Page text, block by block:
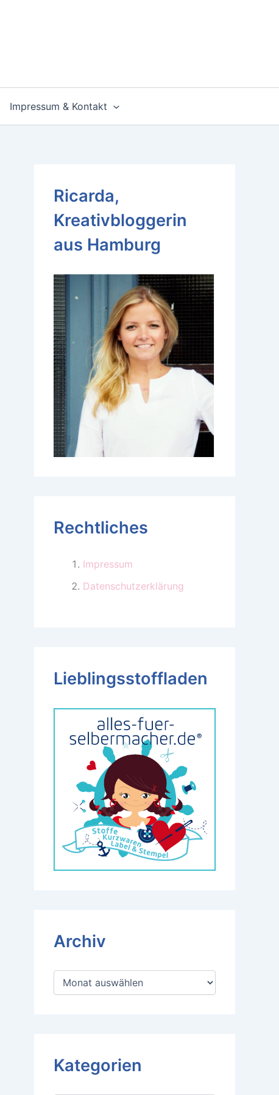
Impressum & Kontakt
Ricarda,
Kreativbloggerin
aus Hamburg
Rechtliches
Impressum
Datenschutzerklärung
Lieblingsstoffladen
Archiv
A
Kategorien